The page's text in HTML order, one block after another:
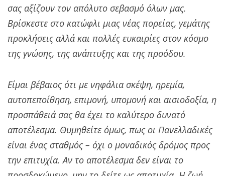
σας αξίζουν τον απόλυτο σεβασμό όλων μας.
Βρίσκεστε στο κατώφλι μιας νέας πορείας, γεμάτης
προκλήσεις αλλά και πολλές ευκαιρίες στον κόσμο
της γνώσης, της ανάπτυξης και της προόδου.
Είμαι βέβαιος ότι με νηφάλια σκέψη, ηρεμία,
αυτοπεποίθηση, επιμονή, υπομονή και αισιοδοξία, η
προσπάθειά σας θα έχει το καλύτερο δυνατό
αποτέλεσμα. Θυμηθείτε όμως, πως οι Πανελλαδικές
είναι ένας σταθμός – όχι ο μοναδικός δρόμος προς
την επιτυχία. Αν το αποτέλεσμα δεν είναι το